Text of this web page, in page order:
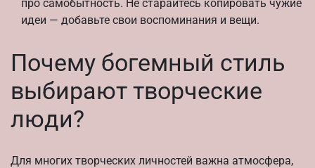
про самобытность. Не старайтесь копировать чужие
идеи — добавьте свои воспоминания и вещи.
Почему богемный стиль
выбирают творческие
люди?
Для многих творческих личностей важна атмосфера,